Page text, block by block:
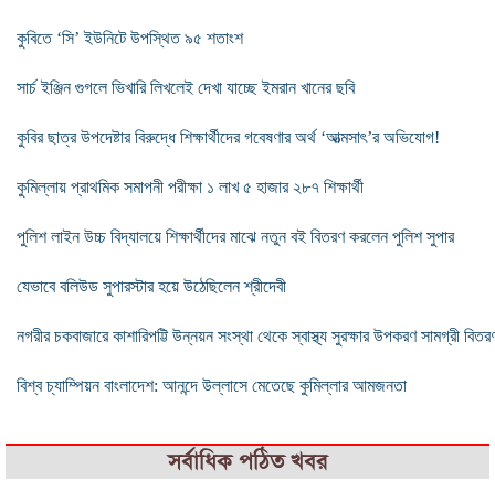
কুবিতে ‘সি’ ইউনিটে উপস্থিত ৯৫ শতাংশ
সার্চ ইঞ্জিন গুগলে ভিখারি লিখলেই দেখা যাচ্ছে ইমরান খানের ছবি
কুবির ছাত্র উপদেষ্টার বিরুদ্ধে শিক্ষার্থীদের গবেষণার অর্থ ‘আত্মসাৎ’র অভিযোগ!
কুমিল্লায় প্রাথমিক সমাপনী পরীক্ষা ১ লাখ ৫ হাজার ২৮৭ শিক্ষার্থী
পুলিশ লাইন উচ্চ বিদ্যালয়ে শিক্ষার্থীদের মাঝে নতুন বই বিতরণ করলেন পুলিশ সুপার
যেভাবে বলিউড সুপারস্টার হয়ে উঠেছিলেন শ্রীদেবী
নগরীর চকবাজারে কাশারিপট্টি উন্নয়ন সংস্থা থেকে স্বাস্থ্য সুরক্ষার উপকরণ সামগ্রী
বিশ্ব চ্যাম্পিয়ন বাংলাদেশ: আনন্দে উল্লাসে মেতেছে কুমিল্লার আমজনতা
সর্বাধিক পঠিত খবর